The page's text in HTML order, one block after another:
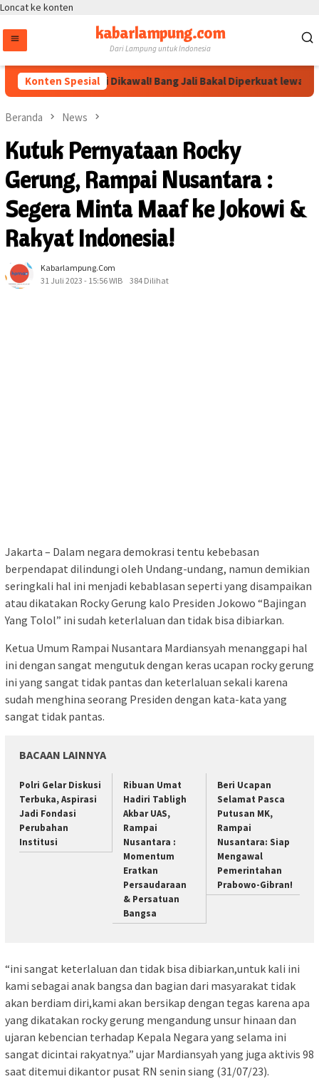
Loncat ke konten
kabarlampung.com
Dari Lampung untuk Indonesia
Konten Spesial
Arahan Megawati Dikawal! Bang Jali Bakal Diperkuat lewat
Beranda News
Kutuk Pernyataan Rocky
Gerung, Rampai Nusantara :
Segera Minta Maaf ke Jokowi &
Rakyat Indonesia!
Kabarlampung.com
31 Juli 2023 - 15:56 WIB
384 Dilihat
Jakarta – Dalam negara demokrasi tentu kebebasan
berpendapat dilindungi oleh Undang-undang, namun demikian
seringkali hal ini menjadi kebablasan seperti yang disampaikan
atau dikatakan Rocky Gerung kalo Presiden Jokowo “Bajingan
Yang Tolol” ini sudah keterlaluan dan tidak bisa dibiarkan.
Ketua Umum Rampai Nusantara Mardiansyah menanggapi hal
ini dengan sangat mengutuk dengan keras ucapan rocky gerung
ini yang sangat tidak pantas dan keterlaluan sekali karena
sudah menghina seorang Presiden dengan kata-kata yang
sangat tidak pantas.
BACAAN LAINNYA
Polri Gelar Diskusi
Terbuka, Aspirasi
Jadi Fondasi
Perubahan
Institusi
Ribuan Umat
Hadiri Tabligh
Akbar UAS,
Rampai
Nusantara :
Momentum
Eratkan
Persaudaraan
& Persatuan
Bangsa
Beri Ucapan
Selamat Pasca
Putusan MK,
Rampai
Nusantara: Siap
Mengawal
Pemerintahan
Prabowo-Gibran!
“ini sangat keterlaluan dan tidak bisa dibiarkan,untuk kali ini
kami sebagai anak bangsa dan bagian dari masyarakat tidak
akan berdiam diri,kami akan bersikap dengan tegas karena apa
yang dikatakan rocky gerung mengandung unsur hinaan dan
ujaran kebencian terhadap Kepala Negara yang selama ini
sangat dicintai rakyatnya.” ujar Mardiansyah yang juga aktivis 98
saat ditemui dikantor pusat RN senin siang (31/07/23).